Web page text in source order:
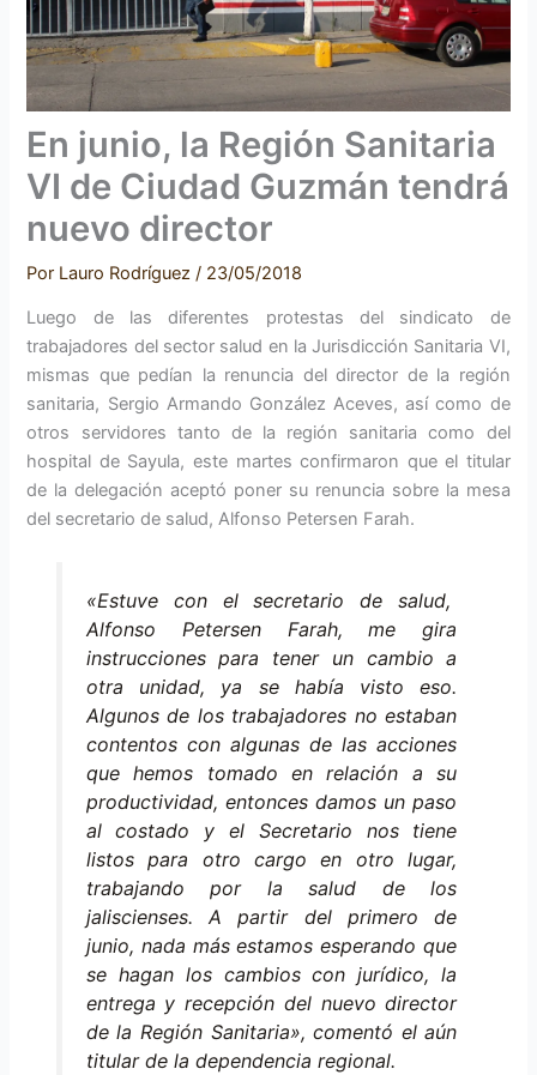
En junio, la Región Sanitaria
VI de Ciudad Guzmán tendrá
nuevo director
Por Lauro Rodríguez/ 23/05/2018
Luego de las diferentes protestas del sindicato de
trabajadores del sector salud en la Jurisdicción Sanitaria VI,
mismas que pedían la renuncia del director de la región
sanitaria, Sergio Armando González Aceves, así como de
otros servidores tanto de la región sanitaria como del
hospital de Sayula, este martes confirmaron que el titular
de la delegación aceptó poner su renuncia sobre la mesa
del secretario de salud, Alfonso Petersen Farah.
«Estuve con el secretario de salud,
Alfonso Petersen Farah, me gira
instrucciones para tener un cambio a
otra unidad, ya se había visto eso.
Algunos de los trabajadores no estaban
contentos con algunas de las acciones
que hemos tomado en relación a su
productividad, entonces damos un paso
al costado y el Secretario nos tiene
listos para otro cargo en otro lugar,
trabajando por la salud de los
jaliscienses. A partir del primero de
junio, nada más estamos esperando que
se hagan los cambios con jurídico, la
entrega y recepción del nuevo director
de la Región Sanitaria», comentó el aún
titular de la dependencia regional.